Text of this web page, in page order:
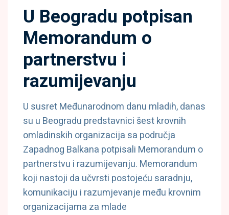
U Beogradu potpisan
Memorandum o
partnerstvu i
razumijevanju
U susret Međunarodnom danu mladih, danas
su u Beogradu predstavnici šest krovnih
omladinskih organizacija sa područja
Zapadnog Balkana potpisali Memorandum o
partnerstvu i razumijevanju. Memorandum
koji nastoji da učvrsti postojeću saradnju,
komunikaciju i razumjevanje među krovnim
organizacijama za mlade